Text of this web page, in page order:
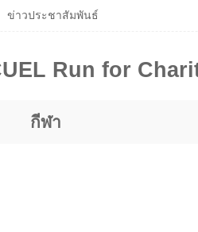
Run for
กีฬา
ข่าวประชาสัมพันธ์